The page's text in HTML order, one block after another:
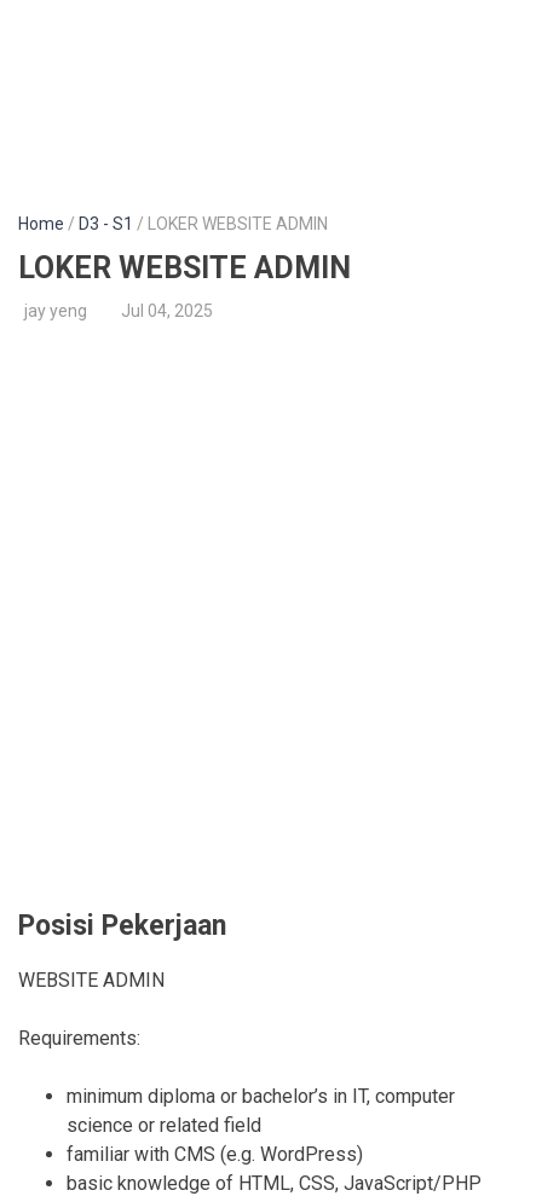
Home / D3 - S1 / LOKER WEBSITE ADMIN
LOKER WEBSITE ADMIN
jay yeng Jul 04, 2025
Posisi Pekerjaan
WEBSITE ADMIN
Requirements:
minimum diploma or bachelor’s in IT, computer
science or related field
familiar with CMS (e.g. WordPress)
basic knowledge of HTML, CSS, JavaScript/PHP